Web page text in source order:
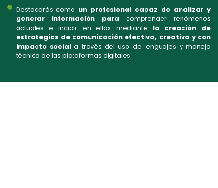
Destacarás como un profesional capaz de analizar y
generar información para comprender fenómenos
actuales e incidir en ellos mediante la creación de
estrategias de comunicación efectiva, creativa y con
impacto sociala través del uso de lenguajes y manejo
técnico de las plataformas digitales.